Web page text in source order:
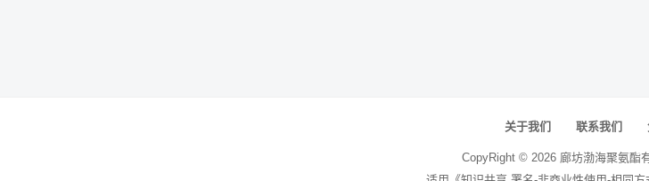
关于我们 联系我们
CopyRight © 2026 廊坊渤海聚氨酯